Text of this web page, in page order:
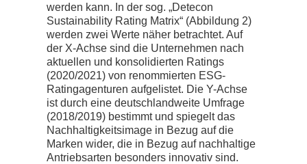
werden kann. In der sog. „Detecon
Sustainability Rating Matrix“ (Abbildung 2)
werden zwei Werte näher betrachtet. Auf
der X-Achse sind die Unternehmen nach
aktuellen und konsolidierten Ratings
(2020/2021) von renommierten ESG-
Ratingagenturen aufgelistet. Die Y-Achse
ist durch eine deutschlandweite Umfrage
(2018/2019) bestimmt und spiegelt das
Nachhaltigkeitsimage in Bezug auf die
Marken wider, die in Bezug auf nachhaltige
Antriebsarten besonders innovativ sind.